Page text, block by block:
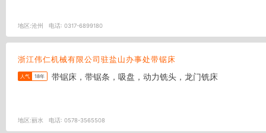
地区:沧州 电话: 0317-6899180
浙江伟仁机械有限公司驻盐山办事处带锯床
人气 18年 带锯床，带锯条，吸盘，动力铣头，龙门铣床
地区:丽水 电话: 0578-3565508